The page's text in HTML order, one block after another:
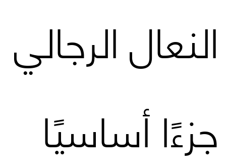
النعال الرجالي
جزءًا أساسيًا